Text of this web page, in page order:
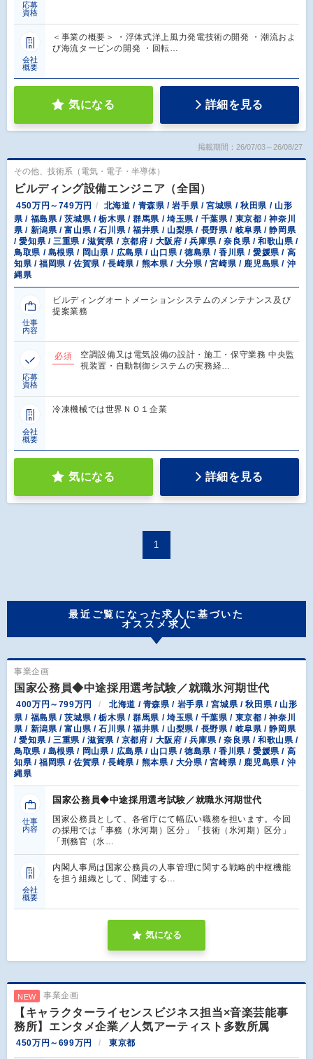
応募
資格
会社
概要
＜事業の概要＞ ・浮体式洋上風力発電技術の開発 ・潮流およ
び海流タービンの開発 ・回転…
気になる 詳細を見る
掲載期間：26/07/03～26/08/27
その他、技術系（電気・電子・半導体）
ビルディング設備エンジニア（全国）
450万円～749万円
北海道 / 青森県 / 岩手県 / 宮城県 / 秋田県 / 山形
県 / 福島県 / 茨城県 / 栃木県 / 群馬県 / 埼玉県 / 千葉県 / 東京都 / 神奈川
県 / 新潟県 / 富山県 / 石川県 / 福井県 / 山梨県 / 長野県 / 岐阜県 / 静岡県
/ 愛知県 / 三重県 / 滋賀県 / 京都府 / 大阪府 / 兵庫県 / 奈良県 / 和歌山県 /
鳥取県 / 島根県 / 岡山県 / 広島県 / 山口県 / 徳島県 / 香川県 / 愛媛県 / 高
知県 / 福岡県 / 佐賀県 / 長崎県 / 熊本県 / 大分県 / 宮崎県 / 鹿児島県 / 沖
縄県
仕事
内容
ビルディングオートメーションシステムのメンテナンス及び
提案業務
応募
資格
必須
空調設備又は電気設備の設計・施工・保守業務 中央監
視装置・自動制御システムの実務経…
会社
概要
冷凍機械では世界ＮＯ１企業
気になる 詳細を見る
1
最近ご覧になった求人に基づいた
オススメ求人
事業企画
国家公務員◆中途採用選考試験／就職氷河期世代
400万円～799万円
北海道 / 青森県 / 岩手県 / 宮城県 / 秋田県 / 山形
県 / 福島県 / 茨城県 / 栃木県 / 群馬県 / 埼玉県 / 千葉県 / 東京都 / 神奈川
県 / 新潟県 / 富山県 / 石川県 / 福井県 / 山梨県 / 長野県 / 岐阜県 / 静岡県
/ 愛知県 / 三重県 / 滋賀県 / 京都府 / 大阪府 / 兵庫県 / 奈良県 / 和歌山県 /
鳥取県 / 島根県 / 岡山県 / 広島県 / 山口県 / 徳島県 / 香川県 / 愛媛県 / 高
知県 / 福岡県 / 佐賀県 / 長崎県 / 熊本県 / 大分県 / 宮崎県 / 鹿児島県 / 沖
縄県
仕事
内容
国家公務員◆中途採用選考試験／就職氷河期世代
国家公務員として、各省庁にて幅広い職務を担います。今回
の採用では「事務（氷河期）区分」「技術（氷河期）区分」
「刑務官（氷…
会社
概要
内閣⼈事局は国家公務員の⼈事管理に関する戦略的中枢機能
を担う組織として、関連する…
気になる
NEW 事業企画
【キャラクターライセンスビジネス担当×音楽芸能事
務所】エンタメ企業／人気アーティスト多数所属
450万円～699万円 東京都